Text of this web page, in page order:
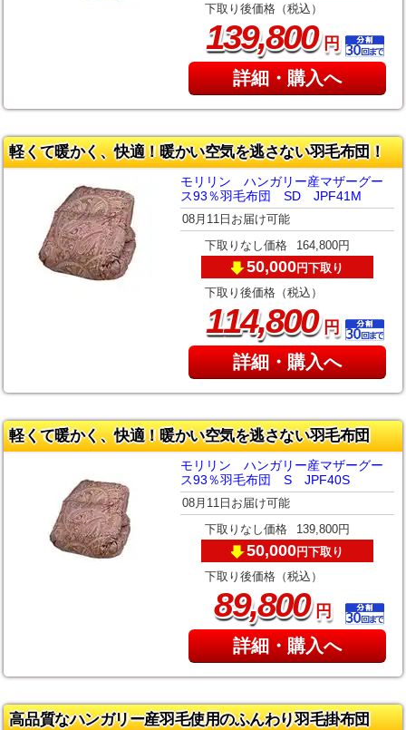
下取り後価格（税込）
139,800円
詳細・購入へ
軽くて暖かく、快適！暖かい空気を逃さない羽毛布団！
モリリン ハンガリー産マザーグー
ス93％羽毛布団 SD JPF41M
08月11日お届け可能
下取りなし価格 164,800円
50,000円下取り
下取り後価格（税込）
114,800円
詳細・購入へ
軽くて暖かく、快適！暖かい空気を逃さない羽毛布団
モリリン ハンガリー産マザーグー
ス93％羽毛布団 S JPF40S
08月11日お届け可能
下取りなし価格 139,800円
50,000円下取り
下取り後価格（税込）
89,800円
詳細・購入へ
高品質なハンガリー産羽毛使用のふんわり羽毛掛布団